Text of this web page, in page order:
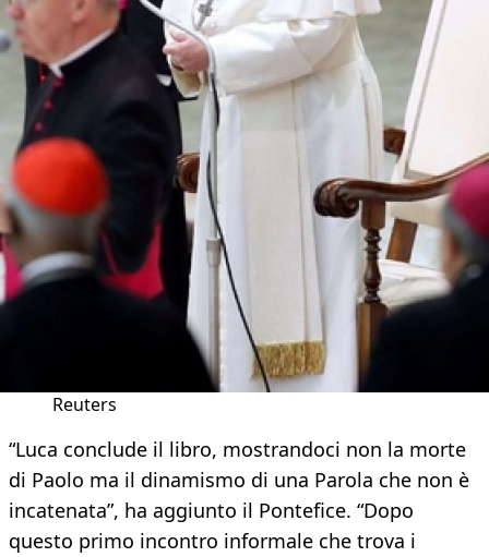
Reuters
“Luca conclude il libro, mostrandoci non la morte
di Paolo ma il dinamismo di una Parola che non è
incatenata”, ha aggiunto il Pontefice. “Dopo
questo primo incontro informale che trova i